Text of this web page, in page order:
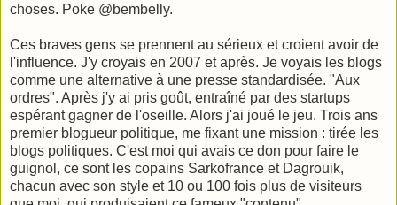
choses. Poke @bembelly.
Ces braves gens se prennent au sérieux et croient avoir de
l'influence. J'y croyais en 2007 et après. Je voyais les blogs
comme une alternative à une presse standardisée. "Aux
ordres". Après j'y ai pris goût, entraîné par des startups
espérant gagner de l'oseille. Alors j'ai joué le jeu. Trois ans
premier blogueur politique, me fixant une mission : tirée les
blogs politiques. C'est moi qui avais ce don pour faire le
guignol, ce sont les copains Sarkofrance et Dagrouik,
chacun avec son style et 10 ou 100 fois plus de visiteurs